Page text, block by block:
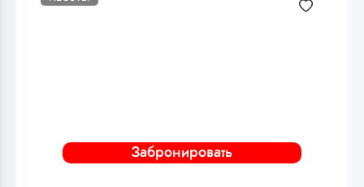
Забронировать